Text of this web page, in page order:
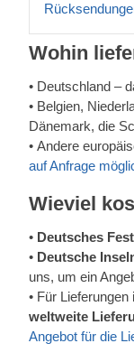
Wohin
• Deutschland –
• Belgien,
Dänemark, die
• Andere
auf Anfrage
Wieviel
• Deutsches
• Deutsche
uns, um ein
• Für Lieferungen
weltweite
Angebot für die